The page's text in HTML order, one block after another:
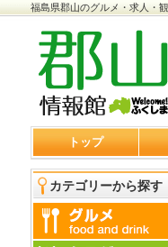
福島県郡山のグルメ・求人・
トップ
カテゴリーから探す